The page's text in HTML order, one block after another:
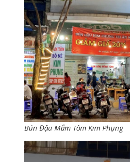
Bún Đậu Mắm Tôm Kim Phụng